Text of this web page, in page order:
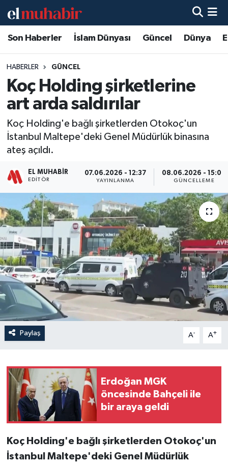
Son Haberler İslam Dünyası Güncel Dünya
HABERLER GÜNCEL
Koç Holding şirketlerine
art arda saldırılar
Koç Holding'e bağlı şirketlerden Otokoç'un
İstanbul Maltepe'deki Genel Müdürlük binasına
ateş açıldı.
EL MUHABIR
EDITÖR
07.06.2026 - 12:37
YAYINLANMA
08.06.2026 - 15:09
GÜNCELLEME
Paylaş A- A+
Erdoğan MGK
öncesinde Bahçeli ile
bir araya geldi
Koç Holding'e bağlı şirketlerden Otokoç'un
İstanbul Maltepe'deki Genel Müdürlük
Hava Durumu
Trafik Durumu
Süper Lig Puan Durumu ve Fikstür
Son Dakika Haberleri
Haber Arşivi